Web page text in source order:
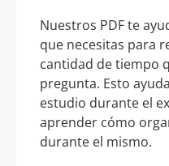
Nuestros PDF te
que necesitas para
cantidad de tiempo
pregunta. Esto
estudio durante el
aprender cómo
durante el mismo.